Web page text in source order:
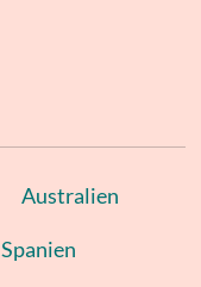
Australien
Spanien